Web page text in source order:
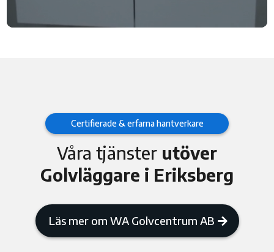
Certifierade & erfarna hantverkare
Våra tjänster utöver
Golvläggare i Eriksberg
Läs mer om WA Golvcentrum AB